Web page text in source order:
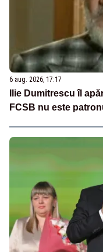
6 aug. 2026, 17:17
Ilie Dumitrescu îl
FCSB nu este